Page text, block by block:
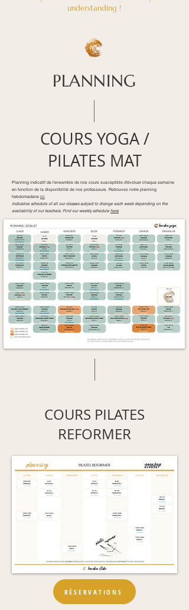
understanding !
PLANNING
COURS YOGA /
PILATES MAT
Planning indicatif de l'ensemble de nos cours susceptible d'évoluer chaque semaine
en fonction de la disponibilité de nos professeurs. Retrouvez notre planning
hebdomadaire ici
Indicative schedule of all our classes subject to change each week depending on the
availability of our teachers. Find our weekly schedule here
COURS PILATES
REFORMER
RÉSERVATIONS